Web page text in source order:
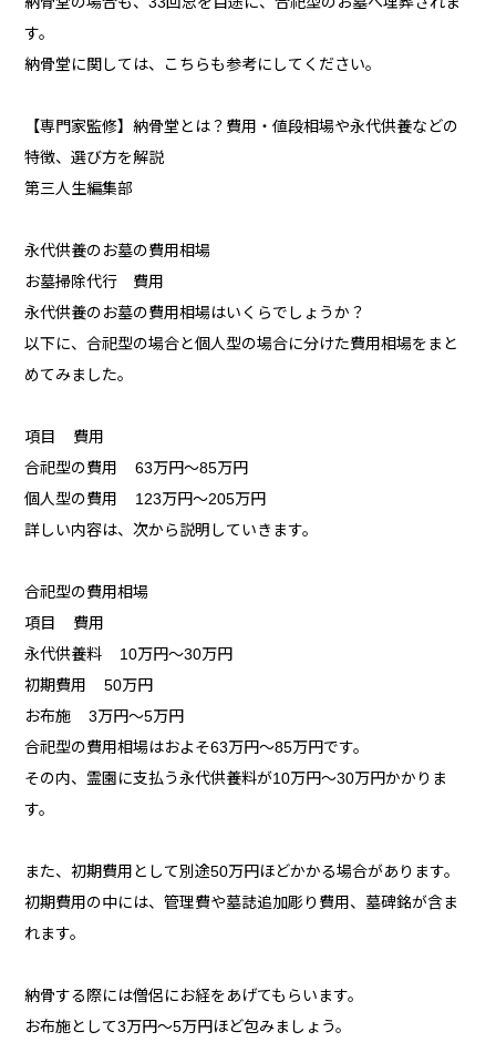
す。
納骨堂に関しては、こちらも参考にしてください。
【専門家監修】納骨堂とは？費用・値段相場や永代供養などの
特徴、選び方を解説
第三人生編集部
永代供養のお墓の費用相場
お墓掃除代行 費用
永代供養のお墓の費用相場はいくらでしょうか？
以下に、合祀型の場合と個人型の場合に分けた費用相場をまと
めてみました。
項目 費用
合祀型の費用 63万円～85万円
個人型の費用 123万円～205万円
詳しい内容は、次から説明していきます。
合祀型の費用相場
項目 費用
永代供養料 10万円～30万円
初期費用 50万円
お布施 3万円～5万円
合祀型の費用相場はおよそ63万円～85万円です。
その内、霊園に支払う永代供養料が10万円～30万円かかりま
す。
また、初期費用として別途50万円ほどかかる場合があります。
初期費用の中には、管理費や墓誌追加彫り費用、墓碑銘が含ま
れます。
納骨する際には僧侶にお経をあげてもらいます。
お布施として3万円～5万円ほど包みましょう。